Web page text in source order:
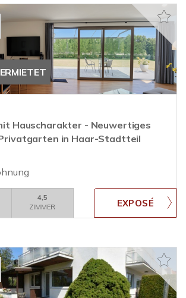
Hauscharakter - Neuwertiges
in Haar-Stadtteil
4,5
ZIMMER